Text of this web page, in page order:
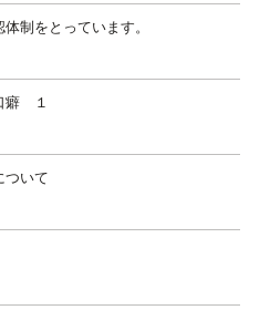
制をとっています。
癖 １
ついて